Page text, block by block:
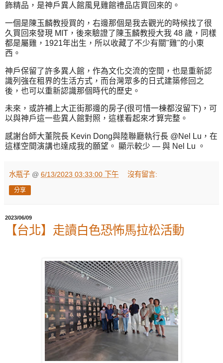
飾精品，是神戶異人館風見雞館禮品店買回來的。
一個是陳玉麟教授買的，右邊那個是我去觀光的時候找了很
久買回來發現 MIT，後來驗證了陳玉麟教授大我 48 歲，同樣
都是屬雞，1921年出生，所以收藏了不少有關"雞"的小東
西。
神戶保留了許多異人館，作為文化交流的空間，也是重新認
識列強在租界的生活方式，而台灣眾多的日式建築修回之
後，也可以重新認識那個時代的歷史。
未來，或許補上大正街那邊的房子(很可惜一棟都沒留下)，可
以與神戶這一些異人館對照，這樣看起來才算完整。
感謝台師大董院長 Kevin Dong與陸聯廳執行長 @Nel Lu，在
這樣空間演講也達成我的願望。 顯示較少 — 與 Nel Lu 。
水瓶子 @ 6/13/2023 03:33:00 下午 沒有留言:
分享
2023/06/09
【台北】走讀白色恐怖馬拉松活動